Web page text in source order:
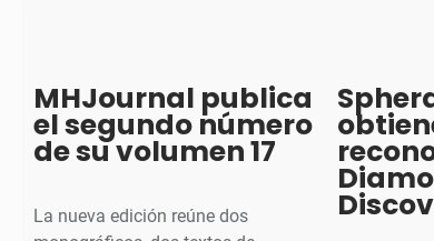
MHJournal publica
el segundo número
de su volumen 17
La nueva edición reúne dos